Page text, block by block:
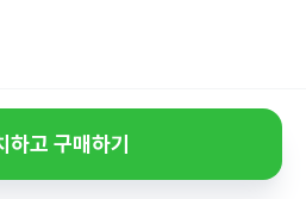
하고 구매하기